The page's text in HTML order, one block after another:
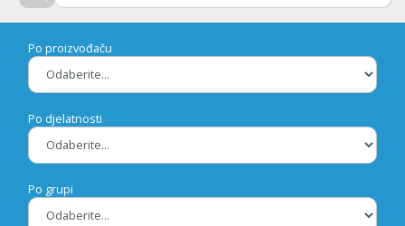
Po proizvođaču
Po djelatnosti
Po grupi